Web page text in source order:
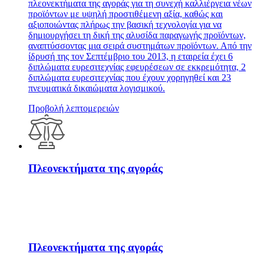
πλεονεκτήματα της αγοράς για τη συνεχή καλλιέργεια νέων
προϊόντων με υψηλή προστιθέμενη αξία, καθώς και
αξιοποιώντας πλήρως την βασική τεχνολογία για να
δημιουργήσει τη δική της αλυσίδα παραγωγής προϊόντων,
αναπτύσσοντας μια σειρά συστημάτων προϊόντων. Από την
ίδρυσή της τον Σεπτέμβριο του 2013, η εταιρεία έχει 6
διπλώματα ευρεσιτεχνίας εφευρέσεων σε εκκρεμότητα, 2
διπλώματα ευρεσιτεχνίας που έχουν χορηγηθεί και 23
πνευματικά δικαιώματα λογισμικού.
Προβολή λεπτομερειών
Πλεονεκτήματα της αγοράς
Πλεονεκτήματα της αγοράς